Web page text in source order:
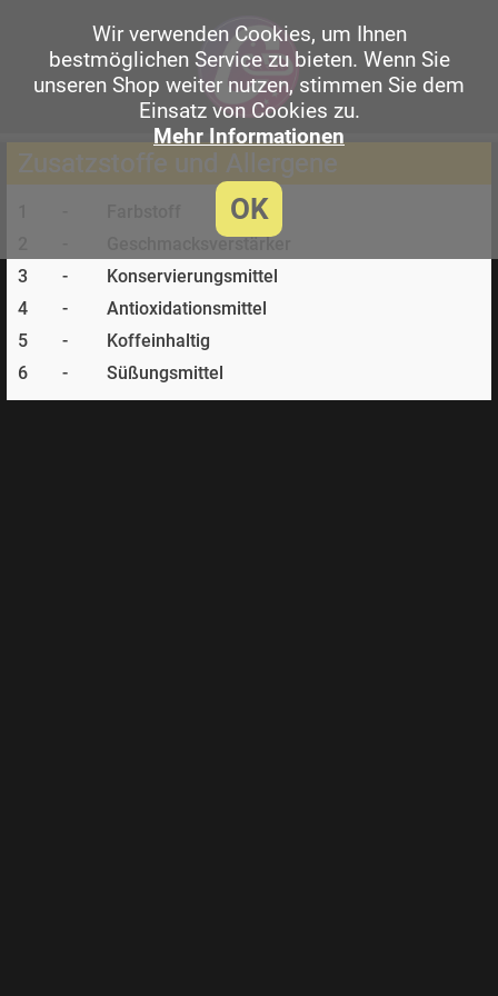
Zusatzstoffe und Allergene
Geschmacksverstärker
3
-
Konservierungsmittel
4
-
Antioxidationsmittel
5
-
Koffeinhaltig
6
- Süßungsmittel
Wir verwenden Cookies, um Ihnen
bestmöglichen Service zu bieten. Wenn Sie
unseren Shop weiter nutzen, stimmen Sie dem
Einsatz von Cookies zu.
Mehr Informationen
OK